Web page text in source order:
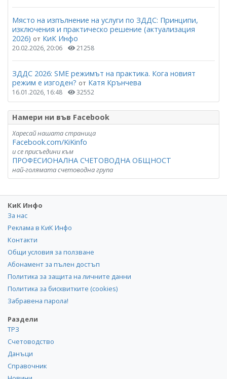
Място на изпълнение на услуги по ЗДДС: Принципи,
изключения и практическо решение (актуализация
2026) от КиК Инфо
20.02.2026, 20:06 21258
ЗДДС 2026: SME режимът на практика. Кога новият
режим е изгоден? от Катя Крънчева
16.01.2026, 16:48 32552
Намери ни във Facebook
Харесай нашата страница
Facebook.com/KiKinfo
и се присъедини към
ПРОФЕСИОНАЛНА СЧЕТОВОДНА ОБЩНОСТ
най-голямата счетоводна група
КиК Инфо
За нас
Реклама в КиК Инфо
Контакти
Общи условия за ползване
Абонамент за пълен достъп
Политика за защита на личните данни
Политика за бисквитките (cookies)
Забравена парола!
Раздели
ТРЗ
Счетоводство
Данъци
Справочник